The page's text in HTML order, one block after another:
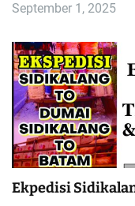
September 1, 2025
Ekpedisi